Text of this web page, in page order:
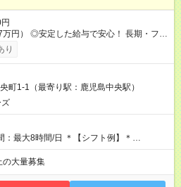
！ 長期・フル
る方にお越しいただきたいと思っていま
ことはないので、安定した給与が入りま
思います。このあたりは柔軟に対応する
月の試用期間がありま
更はありません。 【試用期間】試
長さ：2ヶ月 雇用形態、給与は本採用時
り
町1-1（最寄り駅：鹿児島中央駅）
：最大8時間/日 ＊【シフト例】＊
11:00～20:00 (3) 12:00～21:00 など ◎
休憩1時間です。中抜けシフトなどはあり
に応じますのでおっしゃってください！
の大量募集